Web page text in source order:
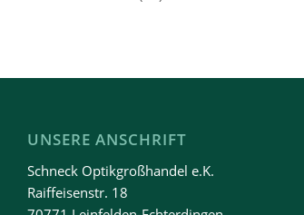
UNSERE ANSCHRIFT
Schneck Optikgroßhandel e.K.
Raiffeisenstr. 18